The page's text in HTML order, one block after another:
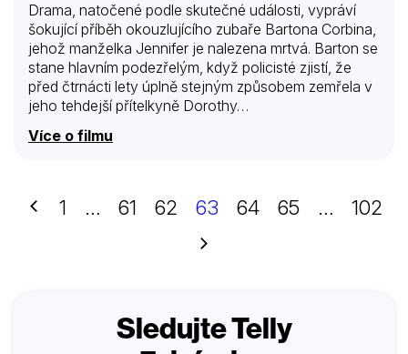
Drama, natočené podle skutečné události, vypráví
šokující příběh okouzlujícího zubaře Bartona Corbina,
jehož manželka Jennifer je nalezena mrtvá. Barton se
stane hlavním podezřelým, když policisté zjistí, že
před čtrnácti lety úplně stejným způsobem zemřela v
jeho tehdejší přítelkyně Dorothy…
Více o filmu
Předchozí
1 … 61 62 63 64 65 …
102
Další
Sledujte Telly